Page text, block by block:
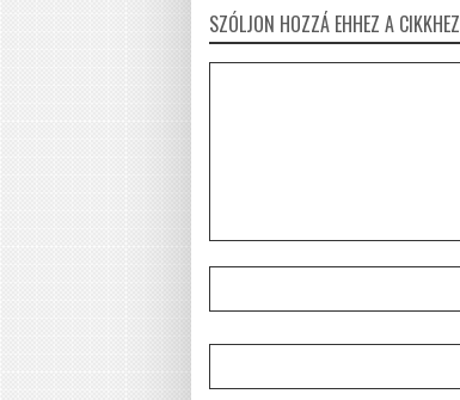
SZÓLJON HOZZÁ EHHEZ A CIKKHEZ